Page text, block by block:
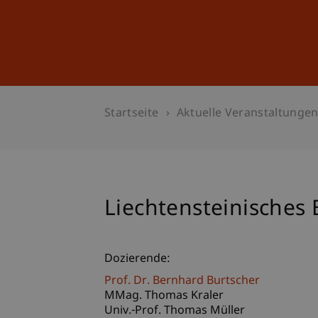
Startseite Aktuelle Veranstaltungen
Liechtensteinisches
Dozierende:
Prof. Dr. Bernhard Burtscher
MMag. Thomas Kraler
Univ.-Prof. Thomas Müller